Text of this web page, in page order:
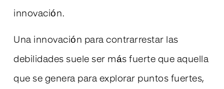
innovación.
Una innovación para contrarrestar las
debilidades suele ser más fuerte que aquella
que se genera para explorar puntos fuertes,